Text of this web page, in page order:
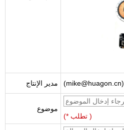
مدير الإنتاج (mike@huagon.cn)
موضوع
(* تطلب )